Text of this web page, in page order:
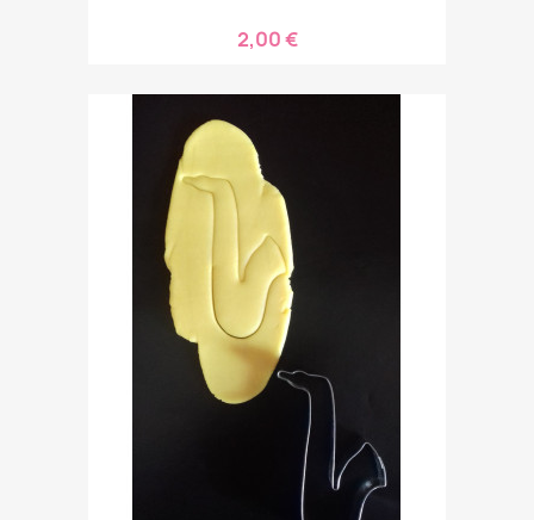
2,00 €